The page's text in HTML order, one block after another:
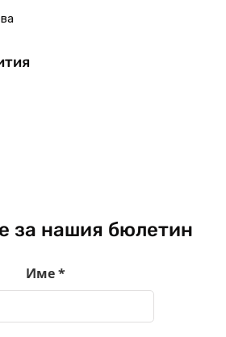
за нашия бюлетин
Име*